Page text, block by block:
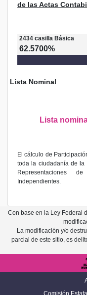
de las Actas
2434 casilla Básica
62.5700%
Lista Nominal
Lista
El cálculo de
toda la ciudadanía de la
Representaciones
Independientes.
Con base en la Ley Federal
La modificación y/o
parcial de este sitio, es
Comisión